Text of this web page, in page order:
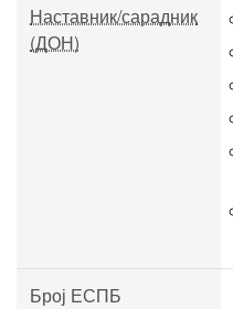
Наставник/сарадник
(ДОН)
Број ЕСПБ